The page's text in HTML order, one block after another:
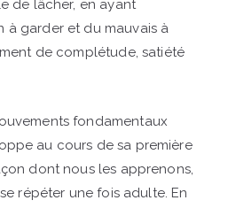
de lâcher, en ayant
à garder et du mauvais à
de complétude, satiété
fondamentaux
au cours de sa première
dont nous les apprenons,
répéter une fois adulte. En